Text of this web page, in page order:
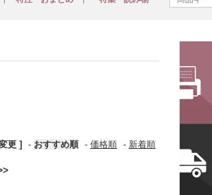
更 ] - おすすめ順 - 価格順 - 新着順